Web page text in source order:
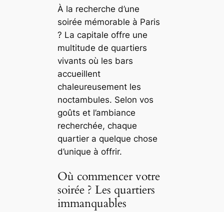
À la recherche d’une
soirée mémorable à Paris
? La capitale offre une
multitude de quartiers
vivants où les bars
accueillent
chaleureusement les
noctambules. Selon vos
goûts et l’ambiance
recherchée, chaque
quartier a quelque chose
d’unique à offrir.
Où commencer votre
soirée ? Les quartiers
immanquables